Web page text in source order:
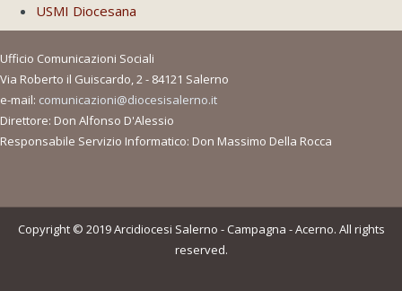
USMI Diocesana
Ufficio Comunicazioni Sociali
Via Roberto il Guiscardo, 2 - 84121 Salerno
e-mail: comunicazioni@diocesisalerno.it
Direttore: Don Alfonso D'Alessio
Responsabile Servizio Informatico: Don Massimo Della Rocca
Copyright © 2019 Arcidiocesi Salerno - Campagna - Acerno. All rights
reserved.